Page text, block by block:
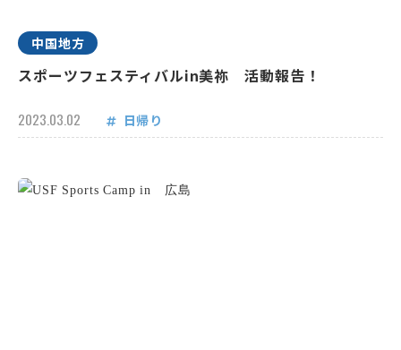
中国地方
スポーツフェスティバルin美祢 活動報告！
2023.03.02 日帰り